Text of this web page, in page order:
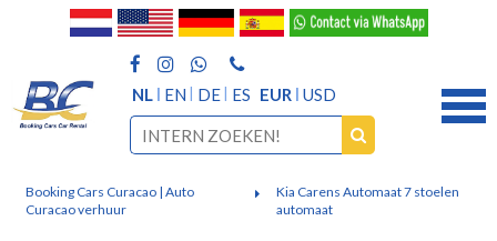
NL EN DE ES EUR USD
Booking Cars Curacao | Auto
Curacao verhuur
Kia Carens Automaat 7 stoelen
automaat